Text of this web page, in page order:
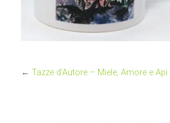
←Tazze d’Autore – Miele, Amore e Api